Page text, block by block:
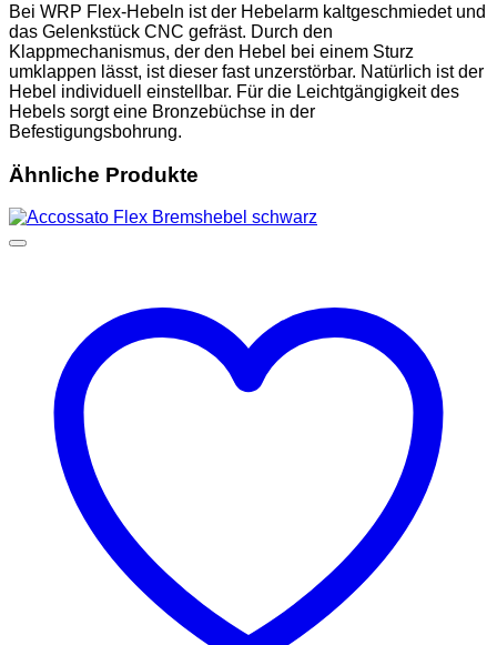
Bei WRP Flex-Hebeln ist der Hebelarm kaltgeschmiedet und
das Gelenkstück CNC gefräst. Durch den
Klappmechanismus, der den Hebel bei einem Sturz
umklappen lässt, ist dieser fast unzerstörbar. Natürlich ist der
Hebel individuell einstellbar. Für die Leichtgängigkeit des
Hebels sorgt eine Bronzebüchse in der
Befestigungsbohrung.
Ähnliche Produkte